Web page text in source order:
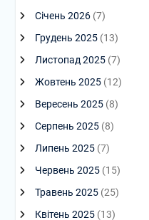
Січень 2026(7)
Грудень 2025(13)
Листопад 2025(7)
Жовтень 2025(12)
Вересень 2025(8)
Серпень 2025(8)
Липень 2025(7)
Червень 2025(15)
Травень 2025(25)
Квітень 2025(13)